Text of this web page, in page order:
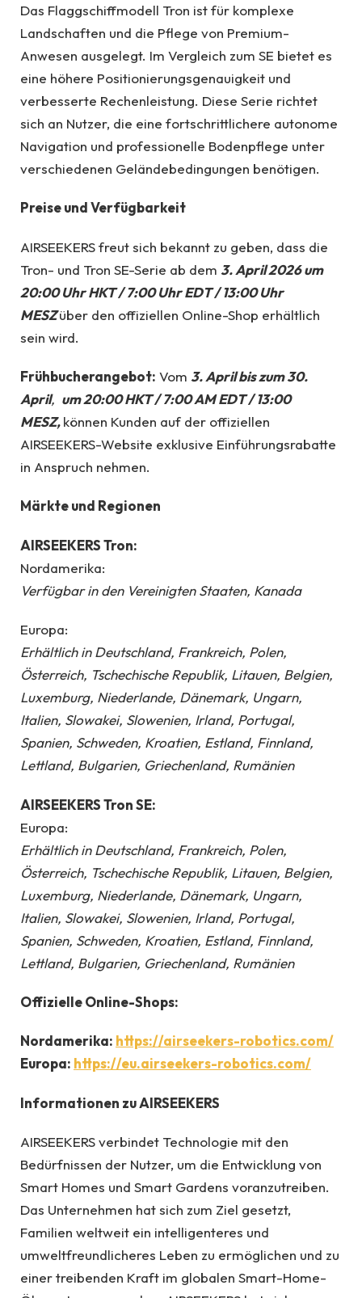
Das Flaggschiffmodell Tron ist für komplexe
Landschaften und die Pflege von Premium-
Anwesen ausgelegt. Im Vergleich zum SE bietet es
eine höhere Positionierungsgenauigkeit und
verbesserte Rechenleistung. Diese Serie richtet
sich an Nutzer, die eine fortschrittlichere autonome
Navigation und professionelle Bodenpflege unter
verschiedenen Geländebedingungen benötigen.
Preise und Verfügbarkeit
AIRSEEKERS freut sich bekannt zu geben, dass die
Tron- und Tron SE-Serie ab dem 3. April 2026 um
20:00 Uhr HKT / 7:00 Uhr EDT / 13:00 Uhr
MESZüber den offiziellen Online-Shop erhältlich
sein wird.
Frühbucherangebot: Vom 3. April bis zum 30.
April, um 20:00 HKT / 7:00 AM EDT / 13:00
MESZ,können Kunden auf der offiziellen
AIRSEEKERS-Website exklusive Einführungsrabatte
in Anspruch nehmen.
Märkte und Regionen
AIRSEEKERS Tron:
Nordamerika:
Verfügbar in den Vereinigten Staaten, Kanada
Europa:
Erhältlich in Deutschland, Frankreich, Polen,
Österreich, Tschechische Republik, Litauen, Belgien,
Luxemburg, Niederlande, Dänemark, Ungarn,
Italien, Slowakei, Slowenien, Irland, Portugal,
Spanien, Schweden, Kroatien, Estland, Finnland,
Lettland, Bulgarien, Griechenland, Rumänien
AIRSEEKERS Tron SE:
Europa:
Erhältlich in Deutschland, Frankreich, Polen,
Österreich, Tschechische Republik, Litauen, Belgien,
Luxemburg, Niederlande, Dänemark, Ungarn,
Italien, Slowakei, Slowenien, Irland, Portugal,
Spanien, Schweden, Kroatien, Estland, Finnland,
Lettland, Bulgarien, Griechenland, Rumänien
Offizielle Online-Shops:
Nordamerika: https://airseekers-robotics.com/
Europa: https://eu.airseekers-robotics.com/
Informationen zu AIRSEEKERS
AIRSEEKERS verbindet Technologie mit den
Bedürfnissen der Nutzer, um die Entwicklung von
Smart Homes und Smart Gardens voranzutreiben.
Das Unternehmen hat sich zum Ziel gesetzt,
Familien weltweit ein intelligenteres und
umweltfreundlicheres Leben zu ermöglichen und zu
einer treibenden Kraft im globalen Smart-Home-